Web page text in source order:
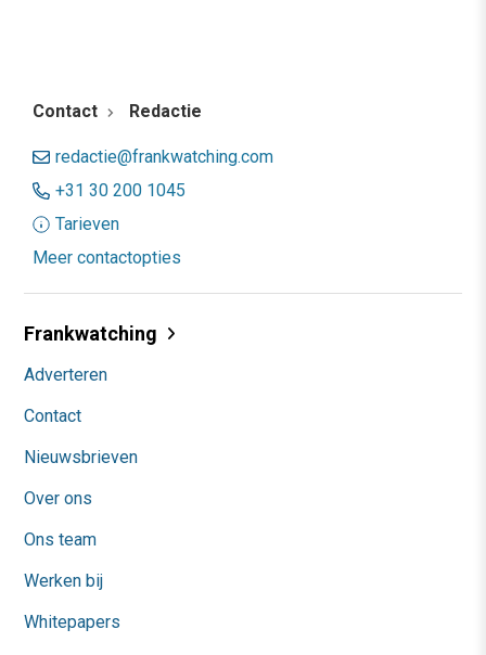
Contact Redactie
redactie@frankwatching.com
+31 30 200 1045
Tarieven
Meer contactopties
Frankwatching
Adverteren
Contact
Nieuwsbrieven
Over ons
Ons team
Werken bij
Whitepapers